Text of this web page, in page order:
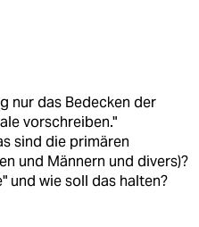
nur das Bedecken der
vorschreiben."
sind die primären
und Männern und divers)?
und wie soll das halten?